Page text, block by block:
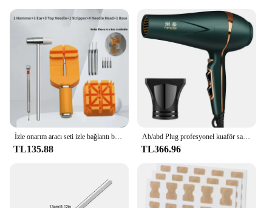
İzle onarım aracı seti izle bağlantı bandı yarık kayış bilezik zincir Pin sökücü ayar aracı kiti için profesyonel Watchmak
TL135.88
Ab/abd Plug profesyonel kuaför saç kurutma makinesi yüksek hızlı türbin hızlı kurutma negatif iyon saç bakımı saç kurutma makinesi abd/ab/AU fiş
TL366.96